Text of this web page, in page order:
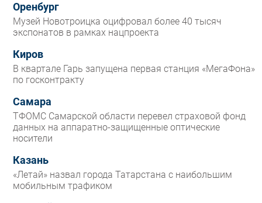
Оренбург
Музей Новотроицка оцифровал более 40 тысяч
экспонатов в рамках нацпроекта
Киров
В квартале Гарь запущена первая станция «МегаФона»
по госконтракту
Самара
ТФОМС Самарской области перевел страховой фонд
данных на аппаратно-защищенные оптические
носители
Казань
«Летай» назвал города Татарстана с наибольшим
мобильным трафиком